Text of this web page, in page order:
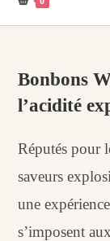
Bonbons
l’acidité
Réputés pour
saveurs
une
s’imposent